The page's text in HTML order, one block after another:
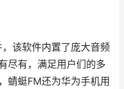
该软件内置了庞大音频
尽有，满足用户们的多
蜻蜓FM还为华为手机用